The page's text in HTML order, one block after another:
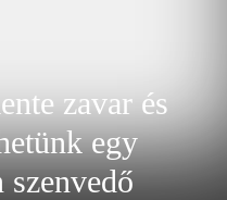
zavar és
egy
szenvedő